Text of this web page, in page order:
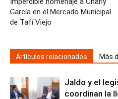
García en el Mercado Municipal
de Tafí Viejo
Artículos relacionados Más
Jaldo y el
coordinan la